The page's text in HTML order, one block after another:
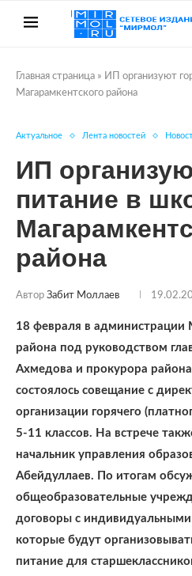
Главная страница » ИП организуют
Магарамкентского района
Актуальное Лента новостей
ИП
питание в
района
Автор Забит Моллаев
18 февраля в администрации
района под руководством
Ахмедова и прокурора
состоялось совещание с
организации горячего
5-11 классов. На встрече
начальник управления
Абейдуллаев. По итогам
общеобразовательные
договоры с
которые будут
питание для